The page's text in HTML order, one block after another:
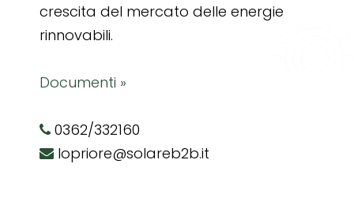
crescita del mercato delle energie
rinnovabili.
Documenti »
0362/332160
lopriore@solareb2b.it